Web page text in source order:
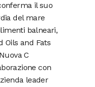
il suo
del mare
balneari,
Oils and Fats
C
con
leader